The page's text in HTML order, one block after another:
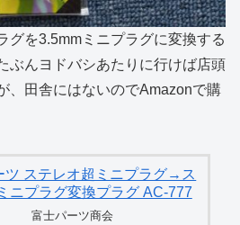
グを3.5mmミニプラグに変換する
ぶんヨドバシあたりに行けば店頭
、田舎にはないのでAmazonで購
ツ ステレオ超ミニプラグ→ス
ニプラグ変換プラグ AC-777
富士パーツ商会